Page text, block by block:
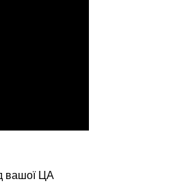
вашої ЦА